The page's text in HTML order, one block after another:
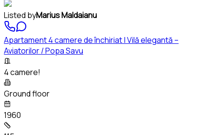
Listed byMarius Maldaianu
Apartament 4 camere de închiriat | Vilă elegantă –
Aviatorilor / Popa Savu
4 camere!
Ground floor
1960